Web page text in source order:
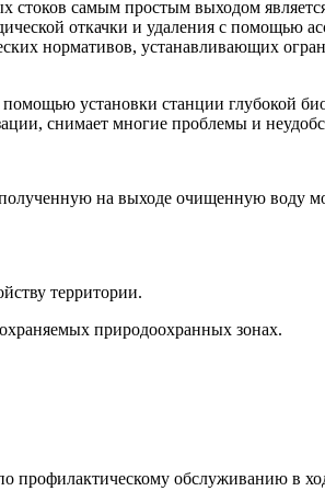
стоков самым простым выходом
откачки и удаления с помощью
нормативов, устанавливающих
установки станции глубокой
снимает многие проблемы и
полученную на выходе очищенную воду
территории.
природоохранных зонах.
профилактическому обслуживанию в